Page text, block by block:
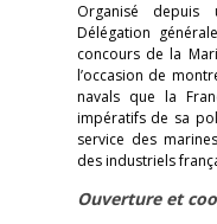
Organisé depuis
Délégation
concours de la
l’occasion de
navals que la
impératifs de sa
service des
des industriels
Ouverture et